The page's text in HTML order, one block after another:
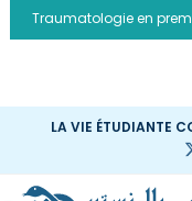
Traumatologie en
LA VIE ÉTUDIANTE